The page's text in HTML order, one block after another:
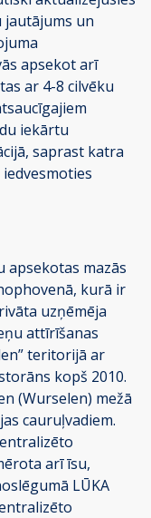
jautājums un
apsekot arī
ar 4-8 cilvēku
iekārtu
saprast katra
apsekotas mazās
kurā ir
uzņēmēja
attīrīšanas
teritorijā ar
kopš 2010.
(Wurselen) mežā
cauruļvadiem.
arī īsu,
LŪKA